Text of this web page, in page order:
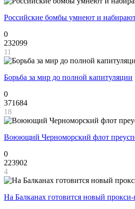
Российские бомбы умнеют и
0
232099
11
Борьба за мир до полной капитуляции
0
371684
18
Воюющий Черноморский флот
0
223902
4
На Балканах готовится новый